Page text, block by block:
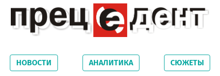
Новосибирской области. Читайте свежие
новости на сайте сетевого издания
НОВОСТИ АНАЛИТИКА СЮЖЕТЫ